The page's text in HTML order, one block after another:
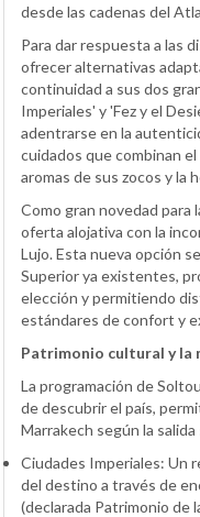
desde las cadenas del
Para dar respuesta a las
ofrecer alternativas
continuidad a sus dos
Imperiales' y 'Fez y el
adentrarse en la
cuidados que combinan
aromas de sus zocos y la
Como gran novedad para
oferta alojativa con la
Lujo. Esta nueva opción
Superior ya existentes,
elección y permitiendo
estándares de confort y
Patrimonio cultural y la
La programación de
de descubrir el país,
Marrakech según la
Ciudades Imperiales: Un
del destino a través de
(declarada Patrimonio de